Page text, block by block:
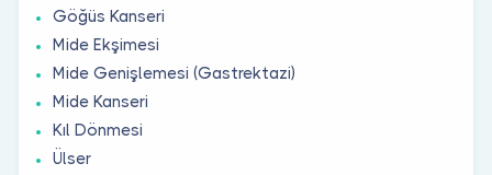
Göğüs Kanseri
Mide Ekşimesi
Mide Genişlemesi (Gastrektazi)
Mide Kanseri
Kıl Dönmesi
Ülser